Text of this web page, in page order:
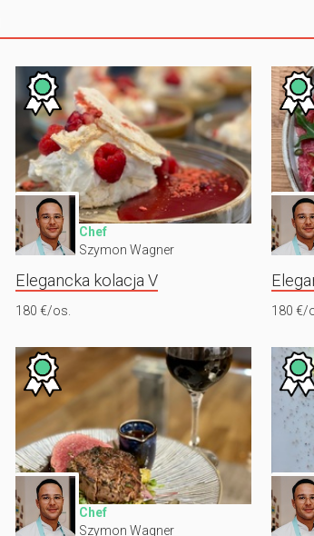
Chef
Szymon Wagner
Elegancka kolacja V
180 €/os. 180 €/
Chef
Szymon Wagner